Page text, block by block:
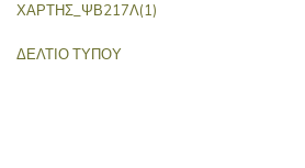
ΧΑΡΤΗΣ_ΨΒ217Λ(1)
ΔΕΛΤΙΟ ΤΥΠΟΥ